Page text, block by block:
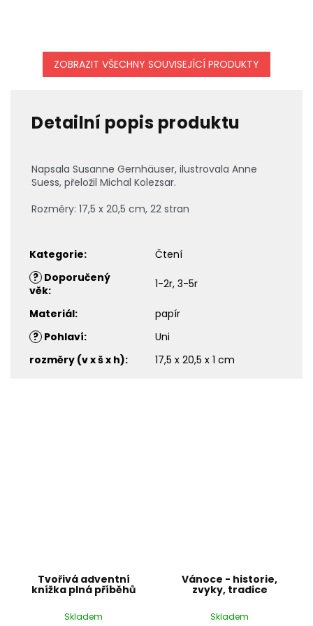
ZOBRAZIT VŠECHNY SOUVISEJÍCÍ PRODUKTY
Detailní popis produktu
Napsala Susanne Gernhäuser, ilustrovala Anne
Suess, přeložil Michal Kolezsar.
Rozměry: 17,5 x 20,5 cm, 22 stran
Kategorie:
Čtení
? Doporučený
věk: 1-2r, 3-5r
Materiál:
papír
? Pohlaví:
Uni
rozměry (v x š x h): 17,5 x 20,5 x 1 cm
Tvořivá adventní
knížka plná příběhů
Skladem
Vánoce - historie,
zvyky, tradice
Skladem